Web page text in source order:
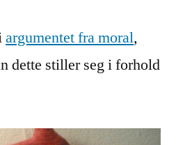
argumentet fra moral,
dette stiller seg i forhold